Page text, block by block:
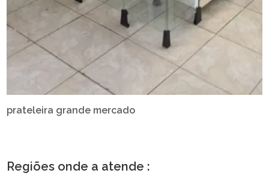
prateleira grande mercado
Regiões onde a atende :